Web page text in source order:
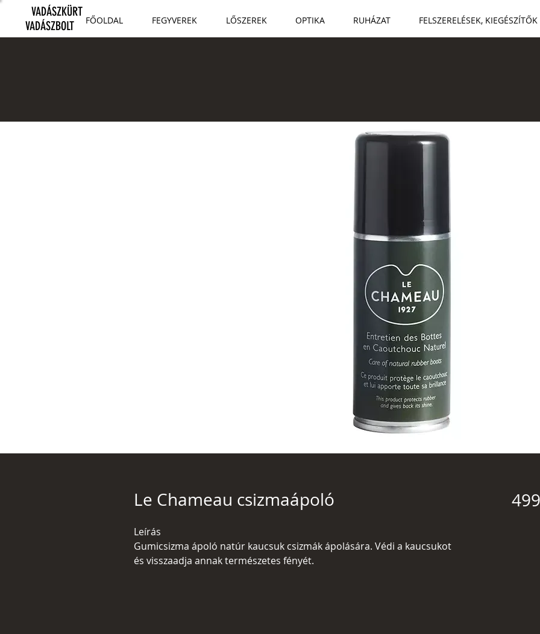
FŐOLDAL FEGYVEREK LŐSZEREK OPTIKA RUHÁZAT FELSZERELÉSEK, KIEGÉSZÍTŐK
VADÁSZKÜRT
VADÁSZBOLT
Le Chameau csizmaápoló
Leírás
Gumicsizma ápoló natúr kaucsuk csizmák ápolására. Védi a kaucsukot
és visszaadja annak természetes fényét.